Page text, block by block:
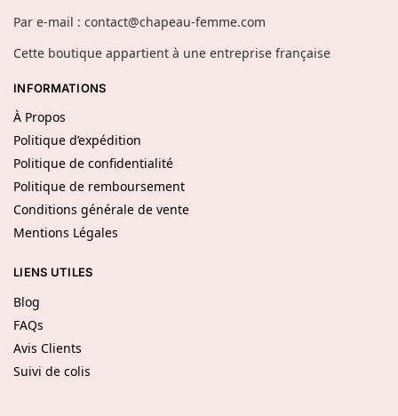
Par e-mail : contact@chapeau-femme.com
Cette boutique appartient à une entreprise française
INFORMATIONS
À Propos
Politique d’expédition
Politique de confidentialité
Politique de remboursement
Conditions générale de vente
Mentions Légales
LIENS UTILES
Blog
FAQs
Avis Clients
Suivi de colis